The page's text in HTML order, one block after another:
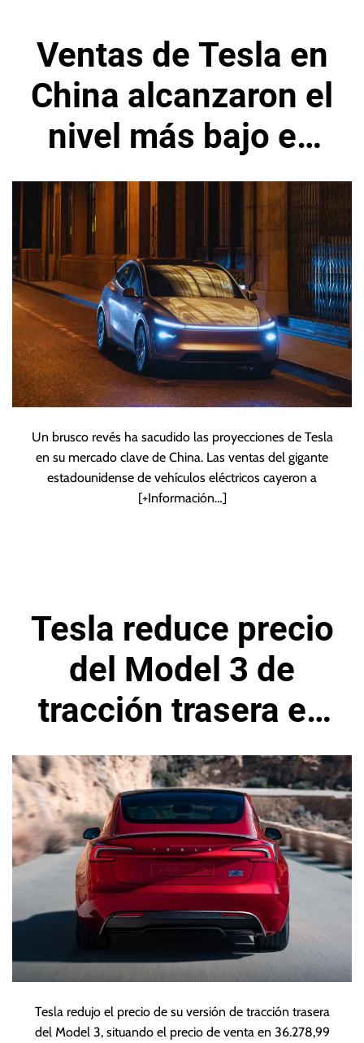
Ventas de Tesla en
China alcanzaron el
nivel más bajo en
tres años
Un brusco revés ha sacudido las proyecciones de Tesla
en su mercado clave de China. Las ventas del gigante
estadounidense de vehículos eléctricos cayeron a
[+Información…]
Tesla reduce precio
del Model 3 de
tracción trasera en
China
Tesla redujo el precio de su versión de tracción trasera
del Model 3, situando el precio de venta en 36.278,99